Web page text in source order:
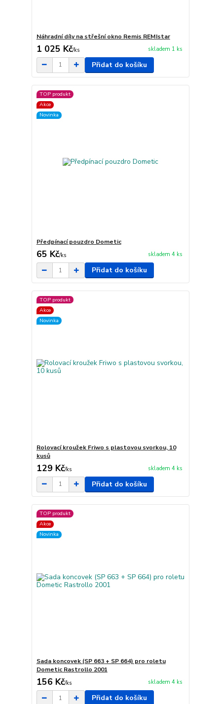
Náhradní díly na střešní okno Remis REMIstar
1 025 Kč/ks skladem 1 ks
Přidat do košíku
TOP produkt
Akce
Novinka
Předpínací pouzdro Dometic
65 Kč/ks skladem 4 ks
Přidat do košíku
TOP produkt
Akce
Novinka
Rolovací kroužek Friwo s plastovou svorkou, 10
kusů
129 Kč/ks skladem 4 ks
Přidat do košíku
TOP produkt
Akce
Novinka
Sada koncovek (SP 663 + SP 664) pro roletu
Dometic Rastrollo 2001
156 Kč/ks skladem 4 ks
Přidat do košíku